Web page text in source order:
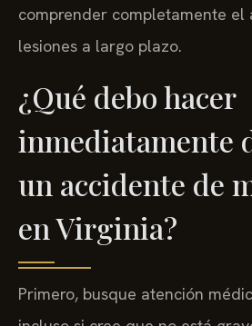
comprender completamente el
lesiones a largo plazo.
¿Qué debo hacer
inmediatamente
un accidente de
en Virginia?
Primero, busque atención